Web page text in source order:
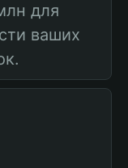
для
ваших